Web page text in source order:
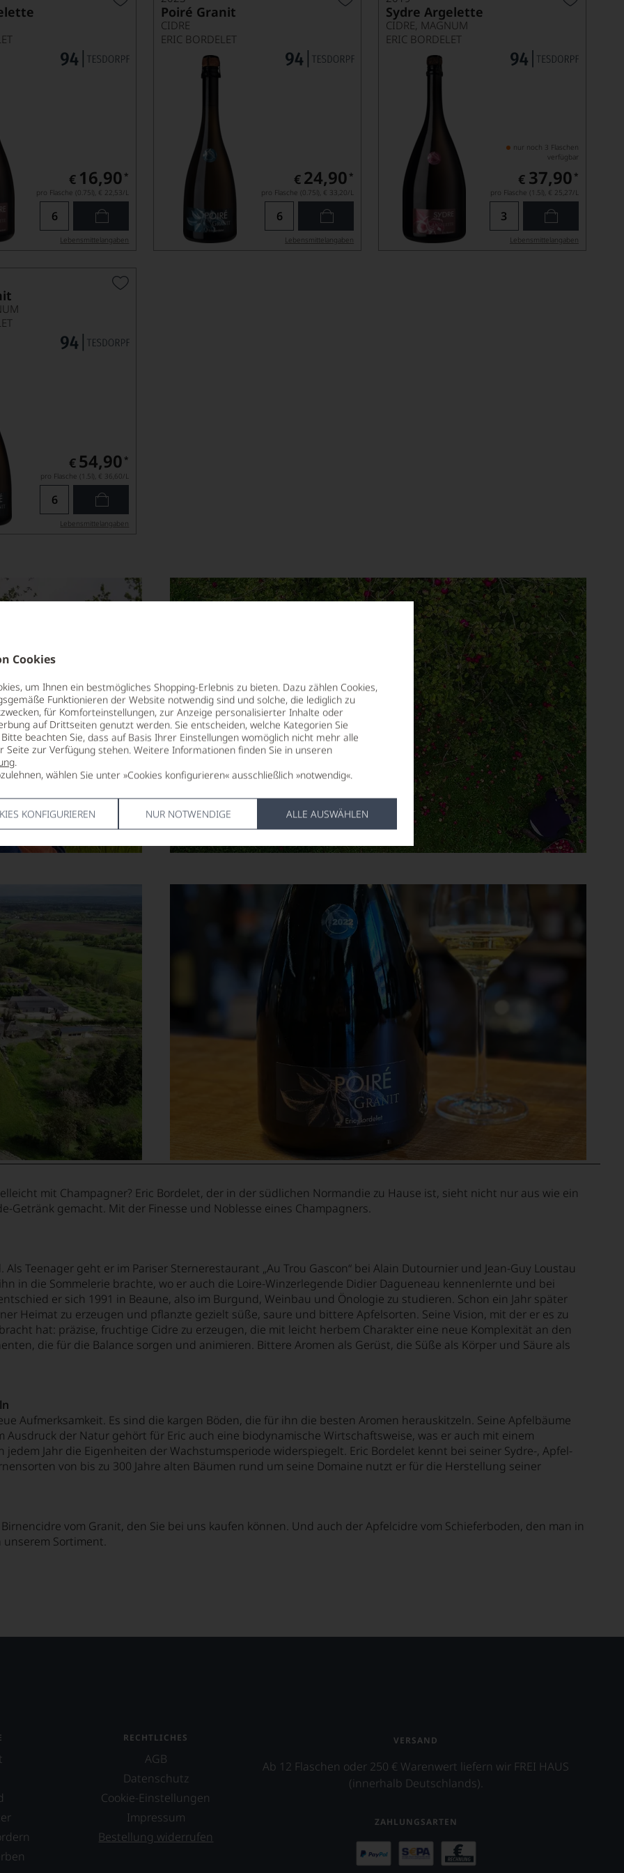
Cookies
um Ihnen ein bestmögliches Shopping-Erlebnis zu bieten. Dazu zählen Cookies,
Funktionieren der Website notwendig sind und solche, die lediglich zu
für Komforteinstellungen, zur Anzeige personalisierter Inhalte oder
auf Drittseiten genutzt werden. Sie entscheiden, welche Kategorien Sie
beachten Sie, dass auf Basis Ihrer Einstellungen womöglich nicht mehr alle
Seite zur Verfügung stehen. Weitere Informationen finden Sie in unseren
.
wählen Sie unter »Cookies konfigurieren« ausschließlich »notwendig«.
KONFIGURIEREN NUR NOTWENDIGE ALLE AUSWÄHLEN
€ 16,90 *
pro Flasche (0.75l), € 22,53/L
Lebensmittel­angaben
Poiré Granit
CIDRE
ERIC BORDELET
€ 24,90 *
pro Flasche (0.75l), € 33,20/L
Lebensmittel­angaben
Sydre Argelette
CIDRE, MAGNUM
ERIC BORDELET
nur noch 3 Flaschen
verfügbar
€ 37,90 *
pro Flasche (1.5l), € 25,27/L
Lebensmittel­angaben
€ 54,90 *
pro Flasche (1.5l), € 36,60/L
Lebensmittel­angaben
mit Champagner? Eric Bordelet, der in der südlichen Normandie zu Hause ist, sieht nicht nur aus wie ein
Getränk gemacht. Mit der Finesse und Noblesse eines Champagners.
Teenager geht er im Pariser Sternerestaurant „Au Trou Gascon“ bei Alain Dutournier und Jean-Guy Loustau
in die Sommelerie brachte, wo er auch die Loire-Winzerlegende Didier Dagueneau kennenlernte und bei
er sich 1991 in Beaune, also im Burgund, Weinbau und Önologie zu studieren. Schon ein Jahr später
Heimat zu erzeugen und pflanzte gezielt süße, saure und bittere Apfelsorten. Seine Vision, mit der er es zu
hat: präzise, fruchtige Cidre zu erzeugen, die mit leicht herbem Charakter eine neue Komplexität an den
die für die Balance sorgen und animieren. Bittere Aromen als Gerüst, die Süße als Körper und Säure als
Aufmerksamkeit. Es sind die kargen Böden, die für ihn die besten Aromen herauskitzeln. Seine Apfelbäume
Ausdruck der Natur gehört für Eric auch eine biodynamische Wirtschaftsweise, was er auch mit einem
Jahr die Eigenheiten der Wachstumsperiode widerspiegelt. Eric Bordelet kennt bei seiner Sydre-, Apfel-
von bis zu 300 Jahre alten Bäumen rund um seine Domaine nutzt er für die Herstellung seiner
vom Granit, den Sie bei uns kaufen können. Und auch der Apfelcidre vom Schieferboden, den man in
Sortiment.
RECHTLICHES
AGB
Datenschutz
Cookie-Einstellungen
Impressum
Bestellung widerrufen
VERSAND
Ab 12 Flaschen oder 250 € Warenwert liefern wir FREI HAUS
(innerhalb Deutschlands).
ZAHLUNGSARTEN